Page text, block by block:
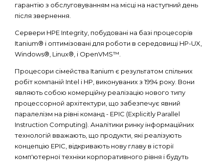
гарантію з обслуговуванням на місці на наступний день
після звернення.
Сервери HPE Integrity, побудовані на базі процесорів
Itanium® і оптимізовані для роботи в середовищі HP-UX,
Windows®, Linux®, і OpenVMS™.
Процесори сімейства Itanium є результатом спільних
робіт компаній Intel і HP, виконуваних з 1994 року. Вони
являють собою комерційну реалізацію нового типу
процессорной архітектури, що забезпечує явний
паралелізм на рівні команд - EPIC (Explicitly Parallel
Instruction Computing). Аналітики ринку інформаційних
технологій вважають, що продукти, які реалізують
концепцію EPIC, відкривають нову главу в історії
комп'ютерної техніки корпоративного рівня і будуть